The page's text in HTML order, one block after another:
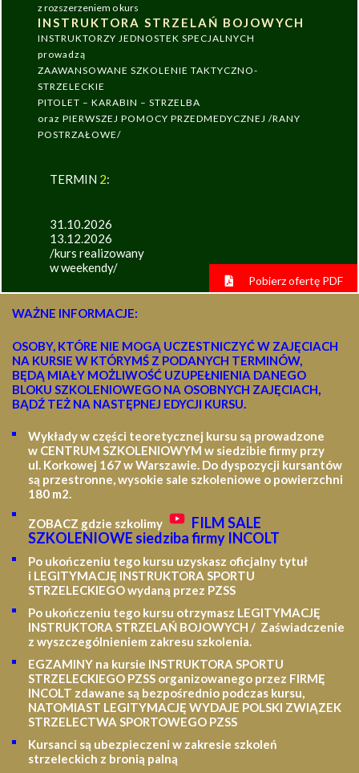
z rozszerzeniem o kurs
INSTRUKTORA STRZELAŃ BOJOWYCH
INSTRUKTORZY JEDNOSTEK SPECJALNYCH
prowadzą
ZAAWANSOWANE SZKOLENIE TAKTYCZNO-
STRZELECKIE
PITOLET – KARABIN – STRZELBA
oraz PIERWSZEJ POMOCY PRZEDMEDYCZNEJ /RANY
POSTRZAŁOWE/
TERMIN 2:
31.10.2026
13.12.2026
/kurs realizowany
w weekendy/
Pobierz ofertę PDF
WAŻNE INFORMACJE:
OSOBY, KTÓRE NIE MOGĄ UCZESTNICZYĆ W ZAJĘCIACH
NA KURSIE W KTÓRYMŚ Z PODANYCH TERMINÓW,
BĘDĄ MIAŁY MOŻLIWOŚĆ UZUPEŁNIENIA DANEGO
BLOKU SZKOLENIOWEGO NA OSOBNYCH ZAJĘCIACH,
BĄDŹ TEŻ NA NASTĘPNEJ EDYCJI KURSU.
Wykłady w części teoretycznej kursu są prowadzone
w CENTRUM SZKOLENIOWYM w siedzibie firmy przy
ul. Korkowej 167 w Warszawie. Do dyspozycji kursantów
są przestronne, wysokie sale szkoleniowe o powierzchni
180 m2.
ZOBACZ gdzie szkolimy
FILM SALE
SZKOLENIOWE siedziba firmy INCOLT
Po ukończeniu tego kursu uzyskasz oficjalny tytuł
i LEGITYMACJĘ INSTRUKTORA SPORTU
STRZELECKIEGO wydaną przez PZSS
Po ukończeniu tego kursu otrzymasz LEGITYMACJĘ
INSTRUKTORA STRZELAŃ BOJOWYCH / Zaświadczenie
z wyszczególnieniem zakresu szkolenia.
EGZAMINY na kursie INSTRUKTORA SPORTU
STRZELECKIEGO PZSS organizowanego przez FIRMĘ
INCOLT zdawane są bezpośrednio podczas kursu,
NATOMIAST LEGITYMACJĘ WYDAJE POLSKI ZWIĄZEK
STRZELECTWA SPORTOWEGO PZSS
Kursanci są ubezpieczeni w zakresie szkoleń
strzeleckich z bronią palną